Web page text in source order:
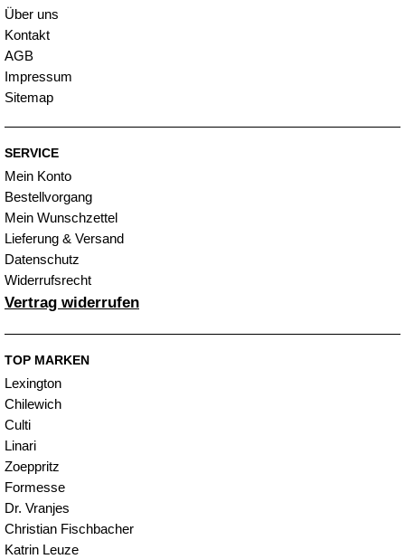
Über uns
Kontakt
AGB
Impressum
Sitemap
SERVICE
Mein Konto
Bestellvorgang
Mein Wunschzettel
Lieferung & Versand
Datenschutz
Widerrufsrecht
Vertrag widerrufen
TOP MARKEN
Lexington
Chilewich
Culti
Linari
Zoeppritz
Formesse
Dr. Vranjes
Christian Fischbacher
Katrin Leuze